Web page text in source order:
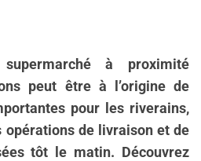
à proximité
peut être à l’origine de
pour les riverains,
de livraison et de
tôt le matin. Découvrez